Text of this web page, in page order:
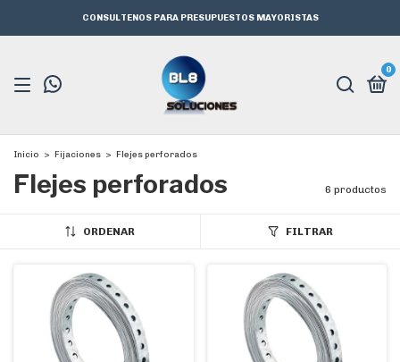
CONSULTENOS PARA PRESUPUESTOS MAYORISTAS
0
Inicio > Fijaciones > Flejes perforados
Flejes perforados 6 productos
ORDENAR FILTRAR